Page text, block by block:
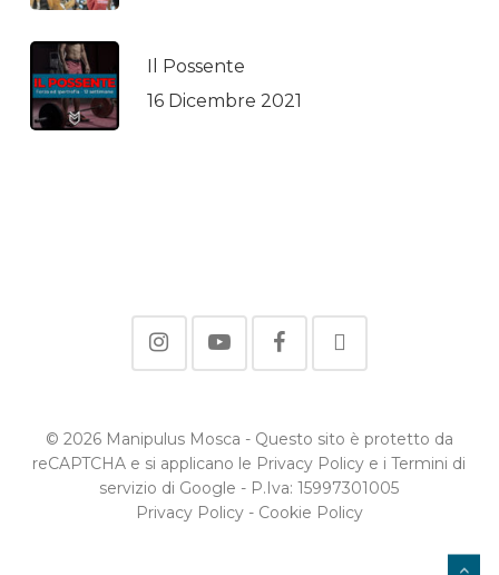
Il Possente
16 Dicembre 2021
© 2026 Manipulus Mosca - Questo sito è protetto da
reCAPTCHA e si applicano le Privacy Policy e i Termini di
servizio di Google - P.Iva: 15997301005
Privacy Policy- Cookie Policy